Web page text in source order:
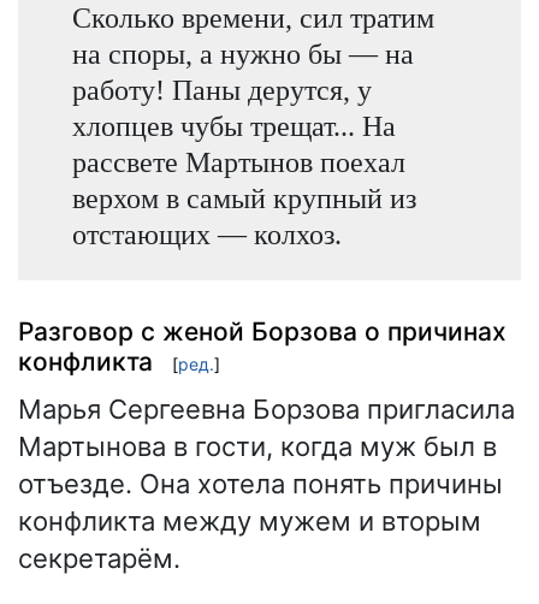
Сколько времени, сил тратим
на споры, а нужно бы — на
работу! Паны дерутся, у
хлопцев чубы трещат... На
рассвете Мартынов поехал
верхом в самый крупный из
отстающих — колхоз.
Разговор с женой Борзова о причинах
конфликта
[ред.]
Марья Сергеевна Борзова пригласила
Мартынова в гости, когда муж был в
отъезде. Она хотела понять причины
конфликта между мужем и вторым
секретарём.